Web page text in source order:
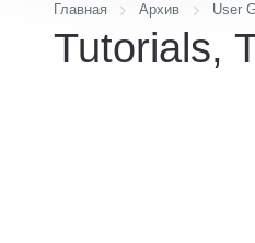
Главная Архив User
Tutorials,